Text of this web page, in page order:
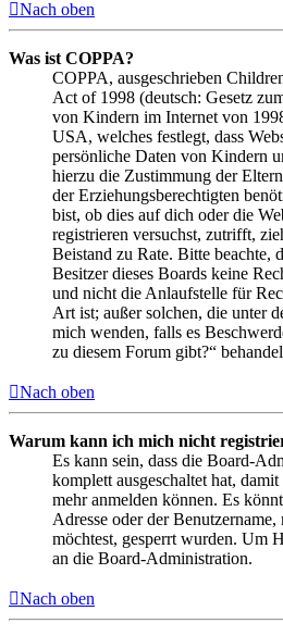
Nach oben
Was ist COPPA?
COPPA, ausgeschrieben
Act of 1998 (deutsch: Gesetz
von Kindern im Internet von
USA, welches festlegt, dass
persönliche Daten von Kindern
hierzu die Zustimmung der
der Erziehungsberechtigten
bist, ob dies auf dich oder die
registrieren versuchst, zutrifft,
Beistand zu Rate. Bitte beachte,
Besitzer dieses Boards keine
und nicht die Anlaufstelle für
Art ist; außer solchen, die unter
mich wenden, falls es
zu diesem Forum gibt?“
Nach oben
Warum kann ich mich nicht
Es kann sein, dass die Board-
komplett ausgeschaltet hat,
mehr anmelden können. Es
Adresse oder der
möchtest, gesperrt wurden. Um
an die Board-Administration.
Nach oben